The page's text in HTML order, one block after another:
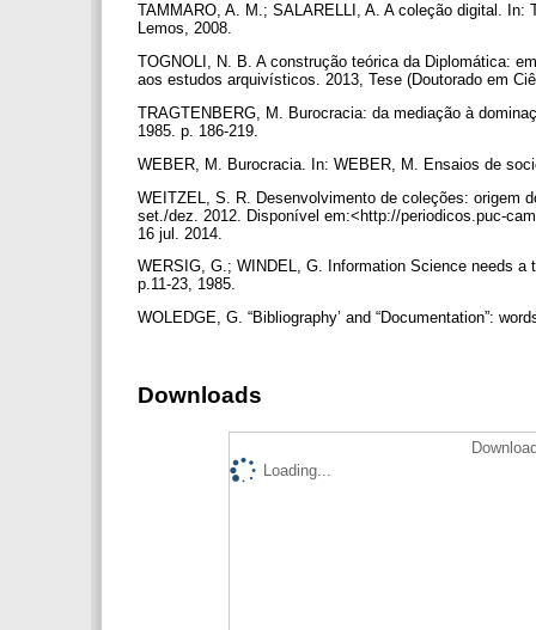
TAMMARO, A. M.; SALARELLI, A. A coleção digital.
Lemos, 2008.
TOGNOLI, N. B. A construção teórica da Diplomática:
aos estudos arquivísticos. 2013, Tese (Doutorado em
TRAGTENBERG, M. Burocracia: da mediação à
1985. p. 186-219.
WEBER, M. Burocracia. In: WEBER, M. Ensaios de
WEITZEL, S. R. Desenvolvimento de coleções: origem
set./dez. 2012. Disponível em:<http://periodicos.puc-
16 jul. 2014.
WERSIG, G.; WINDEL, G. Information Science needs a
p.11-23, 1985.
WOLEDGE, G. “Bibliography’ and “Documentation”:
Downloads
Loading...